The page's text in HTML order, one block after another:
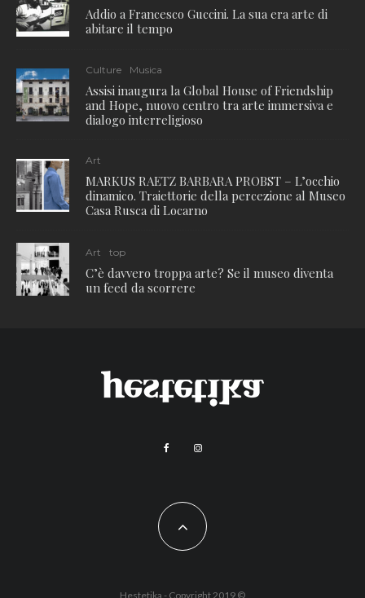
Addio a Francesco Guccini. La sua era arte di
abitare il tempo
Culture Musica
Assisi inaugura la Global House of Friendship
and Hope, nuovo centro tra arte immersiva e
dialogo interreligioso
Art
MARKUS RAETZ BARBARA PROBST – L’occhio
dinamico. Traiettorie della percezione al Museo
Casa Rusca di Locarno
Art top
C’è davvero troppa arte? Se il museo diventa
un feed da scorrere
Hestetika - Copyright 2019 ©